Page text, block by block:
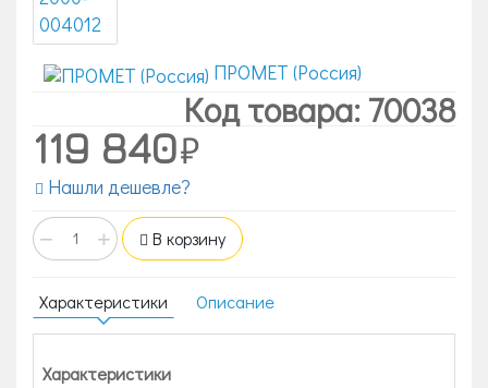
ПРОМЕТ (Россия)
Код товара: 70038
119 840
Нашли дешевле?
− + В корзину
Характеристики Описание
Характеристики